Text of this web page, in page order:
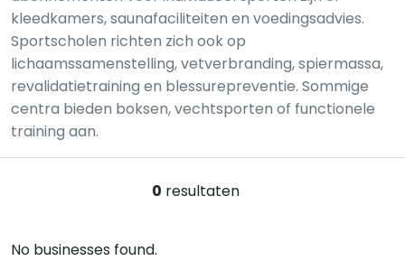
kleedkamers, saunafaciliteiten en voedingsadvies.
Sportscholen richten zich ook op
lichaamssamenstelling, vetverbranding, spiermassa,
revalidatietraining en blessurepreventie. Sommige
centra bieden boksen, vechtsporten of functionele
training aan.
0 resultaten
No businesses found.